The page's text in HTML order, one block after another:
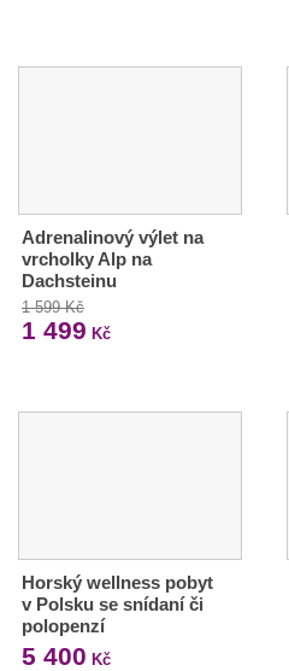
Adrenalinový výlet na
vrcholky Alp na
Dachsteinu
1 599 Kč
1 499 Kč
Horský wellness pobyt
v Polsku se snídaní či
polopenzí
5 400 Kč